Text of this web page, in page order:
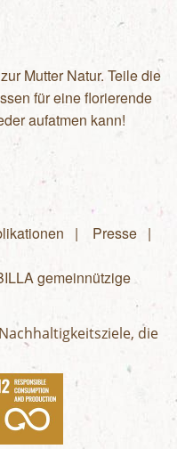
Mutter Natur. Teile die
für eine florierende
aufatmen kann!
Presse
gemeinnützige
die